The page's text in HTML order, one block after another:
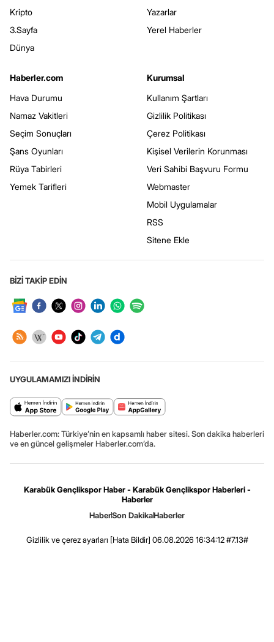
Kripto
3.Sayfa
Dünya
Yazarlar
Yerel Haberler
Haberler.com
Hava Durumu
Namaz Vakitleri
Seçim Sonuçları
Şans Oyunları
Rüya Tabirleri
Yemek Tarifleri
Kurumsal
Kullanım Şartları
Gizlilik Politikası
Çerez Politikası
Kişisel Verilerin Korunması
Veri Sahibi Başvuru Formu
Webmaster
Mobil Uygulamalar
RSS
Sitene Ekle
BİZİ TAKİP EDİN
UYGULAMAMIZI İNDİRİN
Haberler.com: Türkiye’nin en kapsamlı haber sitesi. Son dakika haberleri
ve en güncel gelişmeler Haberler.com’da.
Karabük Gençlikspor Haber - Karabük Gençlikspor Haberleri -
Haberler
HaberSon DakikaHaberler
Gizlilik ve çerez ayarları [Hata Bildir] 06.08.2026 16:34:12 #7.13#